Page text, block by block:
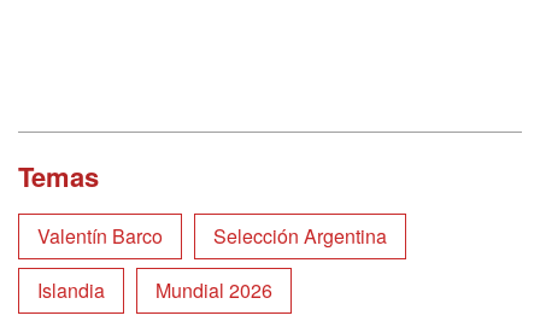
Temas
Valentín Barco
Selección Argentina
Islandia
Mundial 2026